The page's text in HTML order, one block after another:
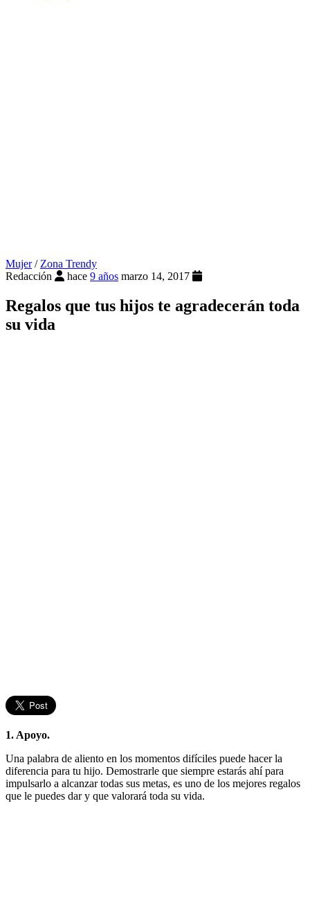
Mujer/Zona Trendy
Redacción
hace 9 años marzo 14, 2017
Regalos que tus hijos te agradecerán toda
su vida
1. Apoyo.
Una palabra de aliento en los momentos difíciles puede hacer la
diferencia para tu hijo. Demostrarle que siempre estarás ahí para
impulsarlo a alcanzar todas sus metas, es uno de los mejores regalos
que le puedes dar y que valorará toda su vida.